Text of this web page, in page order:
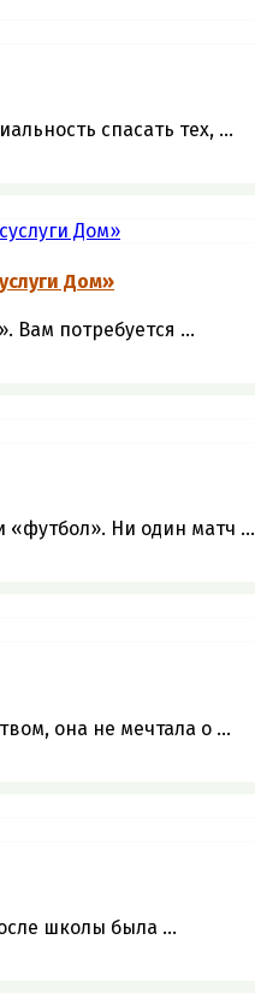
спасать тех, ...
Дом»
Вам потребуется ...
Ни один матч ...
она не мечтала о ...
школы была ...